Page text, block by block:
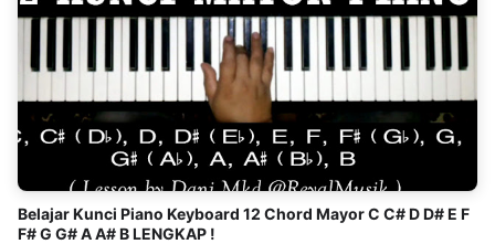
Belajar Kunci Piano Keyboard 12 Chord Mayor C C# D D# E F
F# G G# A A# B LENGKAP !